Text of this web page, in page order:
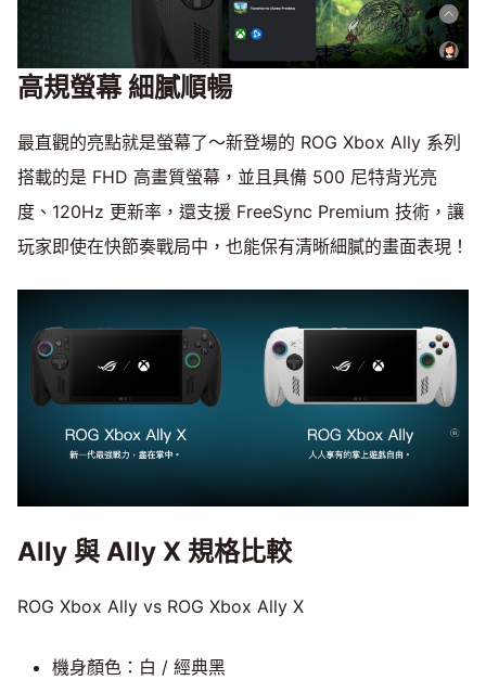
高規螢幕 細膩順暢
最直觀的亮點就是螢幕了～新登場的 ROG Xbox Ally 系列
搭載的是 FHD 高畫質螢幕，並且具備 500 尼特背光亮
度、120Hz 更新率，還支援 FreeSync Premium 技術，讓
玩家即使在快節奏戰局中，也能保有清晰細膩的畫面表現！
Ally 與 Ally X 規格比較
ROG Xbox Ally vs ROG Xbox Ally X
機身顏色：白 / 經典黑